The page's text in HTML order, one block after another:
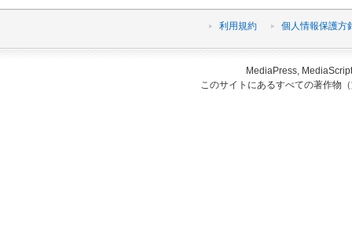
利用規約 個人情報保護方
MediaPress,
このサイトにあるすべての著作物